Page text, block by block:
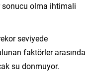
sonucu olma ihtimali
seviyede
faktörler arasında
su donmuyor.